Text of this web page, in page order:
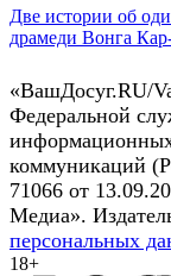
Две истории об
драмеди Вонга
«ВашДосуг.RU/
Федеральной
коммуникаций
71066 от
Медиа».
персональных
18+